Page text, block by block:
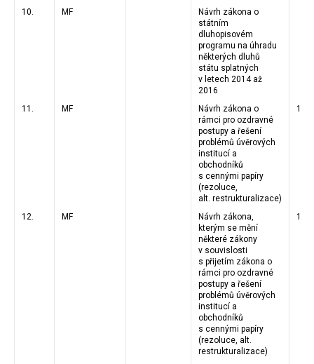
10. MF
Návrh zákona o
státním
dluhopisovém
programu na úhradu
některých dluhů
státu splatných
v letech 2014 až
2016
11.
MF
Návrh zákona o
rámci pro ozdravné
postupy a řešení
problémů úvěrových
institucí a
obchodníků
s cennými papíry
(rezoluce,
alt. restrukturalizace)
12. MF
Návrh zákona,
kterým se mění
některé zákony
v souvislosti
s přijetím zákona o
rámci pro ozdravné
postupy a řešení
problémů úvěrových
institucí a
obchodníků
s cennými papíry
(rezoluce, alt.
restrukturalizace)